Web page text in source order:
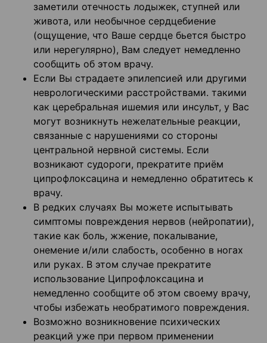
заметили отечность лодыжек, ступней или
живота, или необычное сердцебиение
(ощущение, что Ваше сердце бьется быстро
или нерегулярно), Вам следует немедленно
сообщить об этом врачу.
Если Вы страдаете эпилепсией или другими
неврологическими расстройствами. такими
как церебральная ишемия или инсульт, у Вас
могут возникнуть нежелательные реакции,
связанные с нарушениями со стороны
центральной нервной системы. Если
возникают судороги, прекратите приём
ципрофлоксацина и немедленно обратитесь к
врачу.
В редких случаях Вы можете испытывать
симптомы повреждения нервов (нейропатии),
такие как боль, жжение, покалывание,
онемение и/или слабость, особенно в ногах
или руках. В этом случае прекратите
использование Ципрофлоксацина и
немедленно сообщите об этом своему врачу,
чтобы избежать необратимого повреждения.
Возможно возникновение психических
реакций уже при первом применении